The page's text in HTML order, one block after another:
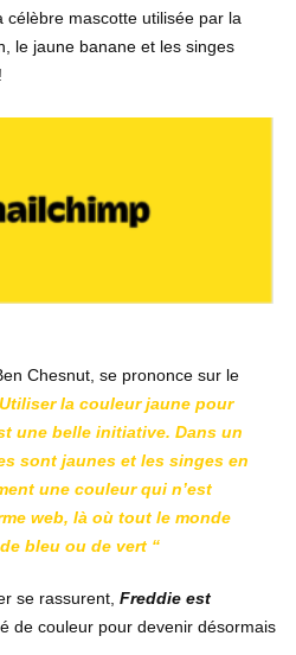
célèbre mascotte utilisée par la
le jaune banane et les singes
Chesnut, se prononce sur le
Utiliser la couleur jaune pour
une belle initiative. Dans un
sont jaunes et les singes en
une couleur qui n’est
web, là où tout le monde
bleu ou de vert “
se rassurent, Freddie est
de couleur pour devenir désormais